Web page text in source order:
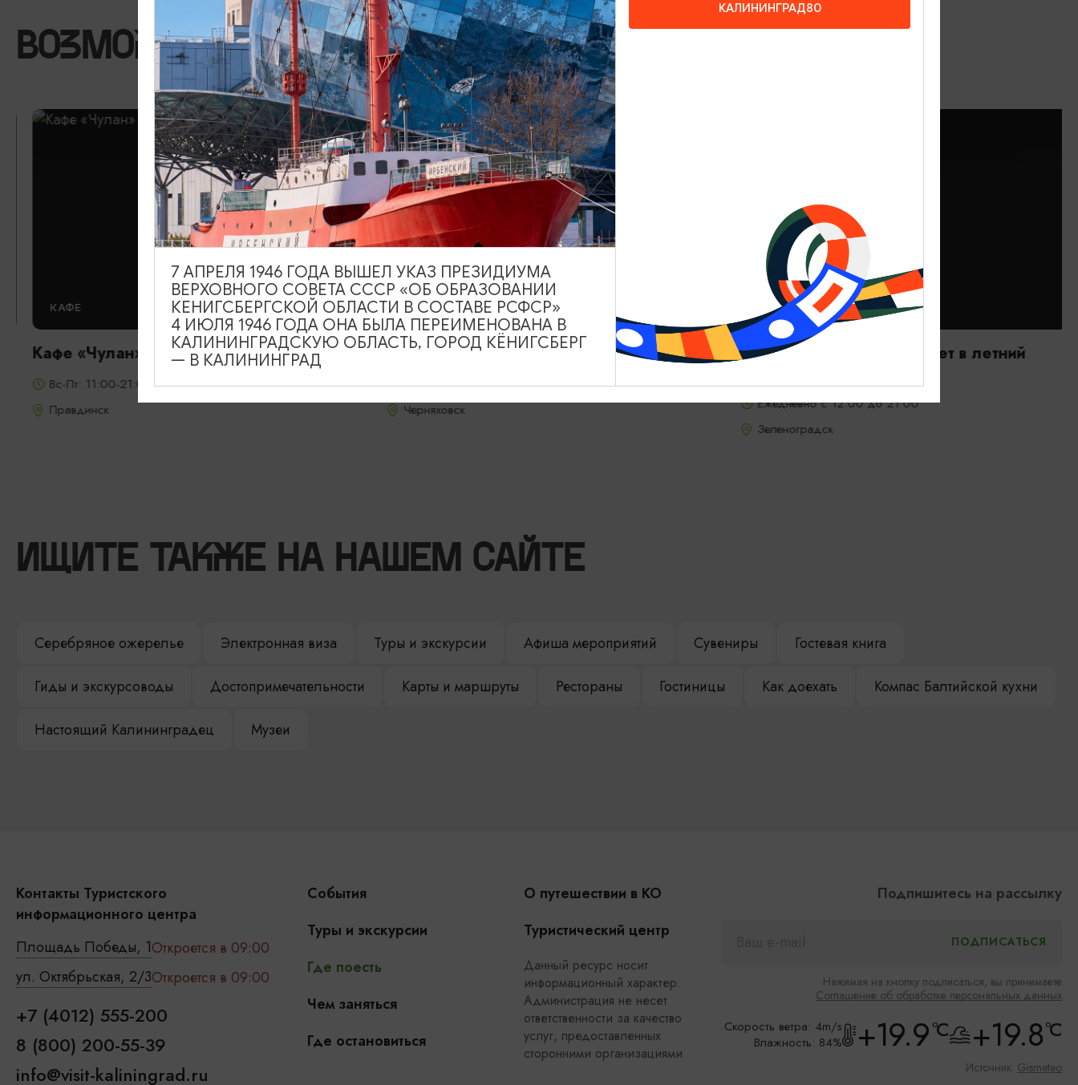
ВОЗМОЖНО ВАС ЗАИНТЕРЕСУЕТ
КАФЕ
Кафе «Чулан»
Вс-Пт: 11:00-21:00, Сб: 13:00-21:00
Правдинск
РЕСТОРАНЫ
Ресторан «Кочар»
Ежедневно с 10:00 до 23:00
Черняховск
РЕСТОРАНЫ
Ла Луна/La Luna (работает в летний
Ежедневно с 12:00 до 21:00
Зеленоградск
ИЩИТЕ ТАКЖЕ НА НАШЕМ САЙТЕ
Серебряное ожерелье Электронная виза Туры и экскурсии Афиша мероприятий Сувениры Гостевая книга
Гиды и экскурсоводы Достопримечательности Карты и маршруты Рестораны Гостиницы Как доехать Компас Балтийской кухни
Настоящий Калининградец Музеи
Контакты Туристского
информационного центра
Площадь Победы, 1Откроется в 09:00
ул. Октябрьская, 2/3Откроется в 09:00
+7 (4012) 555-200
8 (800) 200-55-39
info@visit-kaliningrad.ru
События
Туры и экскурсии
Где поесть
Чем заняться
Где остановиться
О путешествии в КО
Туристический центр
Данный ресурс носит
информационный характер.
Администрация не несет
ответственности за качество
услуг, предоставленных
сторонними организациями
Подпишитесь на рассылку
Нажимая на кнопку подписаться, вы принимаете
Соглашение об обработке персональных данных
Скорость ветра: 4m/s
Влажность: 84%
+19.9°C +19.8°C
Источник: Gismeteo
КАЛИНИНГРАД80
7 АПРЕЛЯ 1946 ГОДА ВЫШЕЛ УКАЗ ПРЕЗИДИУМА
ВЕРХОВНОГО СОВЕТА СССР «ОБ ОБРАЗОВАНИИ
КЕНИГСБЕРГСКОЙ ОБЛАСТИ В СОСТАВЕ РСФСР»
4 ИЮЛЯ 1946 ГОДА ОНА БЫЛА ПЕРЕИМЕНОВАНА В
КАЛИНИНГРАДСКУЮ ОБЛАСТЬ, ГОРОД КЁНИГСБЕРГ
— В КАЛИНИНГРАД